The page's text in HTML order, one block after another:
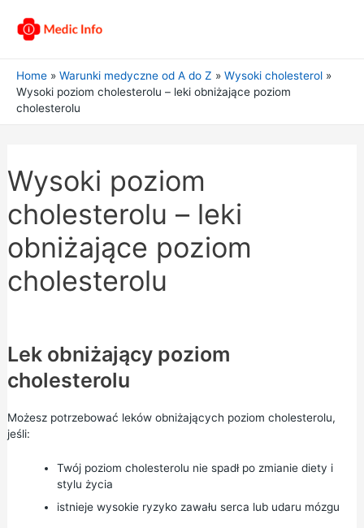
Home Warunki medyczne od A do Z
Wysoki cholesterol
Wysoki poziom cholesterolu – leki obniżające poziom
cholesterolu
Wysoki poziom
cholesterolu – leki
obniżające poziom
cholesterolu
Lek obniżający poziom
cholesterolu
Możesz potrzebować leków obniżających poziom cholesterolu,
jeśli:
Twój poziom cholesterolu nie spadł po zmianie diety i
stylu życia
istnieje wysokie ryzyko zawału serca lub udaru mózgu